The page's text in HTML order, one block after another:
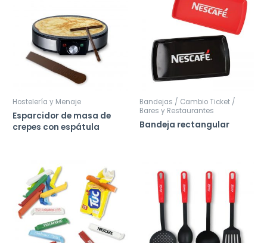
Hostelería y Menaje
Esparcidor de masa de
crepes con espátula
Bandejas / Cambio Ticket /
Bares y Restaurantes
Bandeja rectangular